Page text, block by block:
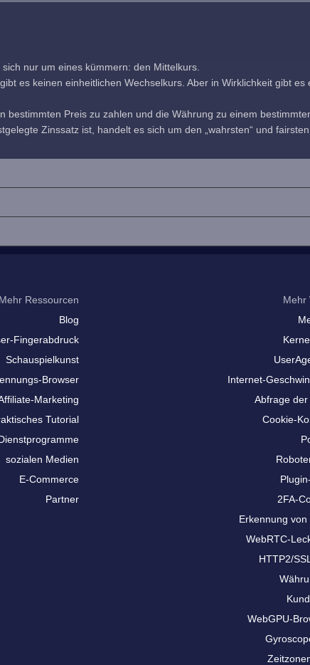
nur um eines kümmern: den Mittelkurs.
es keinen einheitlichen Wechselkurs. Aber in Wirklichkeit gibt es
Preis zu zahlen und die Währung zu einem
Zinssatz ist, handelt es sich um den „wahrsten“ und fairsten
Mehr Ressourcen
Blog
Fingerabdruck
Schauspielkunst
Browser
Marketing
Tutorial
sozialen Medien
E-Commerce
Partner
Mehr
Internet-
Abfrage
Cookie-
2FA-
Erkennung von
WebRTC-
HTTP2/
WebGPU-